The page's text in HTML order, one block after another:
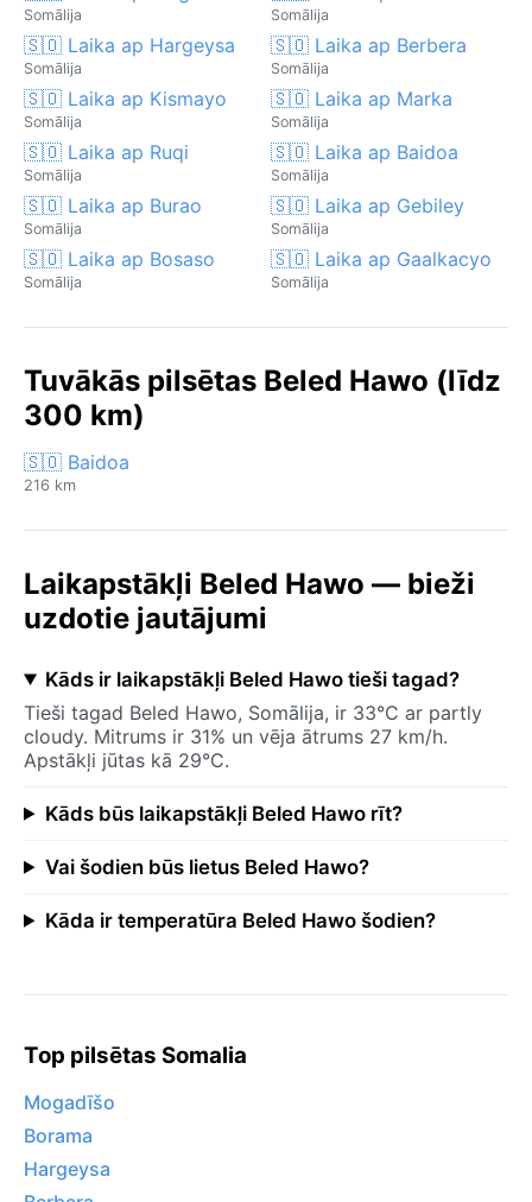
Somālija Somālija
🇸🇴 Laika ap Hargeysa
Somālija
🇸🇴 Laika ap Berbera
Somālija
🇸🇴 Laika ap Kismayo
Somālija
🇸🇴 Laika ap Marka
Somālija
🇸🇴 Laika ap Ruqi
Somālija
🇸🇴 Laika ap Baidoa
Somālija
🇸🇴 Laika ap Burao
Somālija
🇸🇴 Laika ap Gebiley
Somālija
🇸🇴 Laika ap Bosaso
Somālija
🇸🇴 Laika ap Gaalkacyo
Somālija
Tuvākās pilsētas Beled Hawo (līdz
300 km)
🇸🇴 Baidoa
216 km
Laikapstākļi Beled Hawo — bieži
uzdotie jautājumi
Kāds ir laikapstākļi Beled Hawo tieši tagad?
Tieši tagad Beled Hawo, Somālija, ir 33°C ar partly
cloudy. Mitrums ir 31% un vēja ātrums 27 km/h.
Apstākļi jūtas kā 29°C.
Kāds būs laikapstākļi Beled Hawo rīt?
Vai šodien būs lietus Beled Hawo?
Kāda ir temperatūra Beled Hawo šodien?
Top pilsētas Somalia
Mogadīšo
Borama
Hargeysa